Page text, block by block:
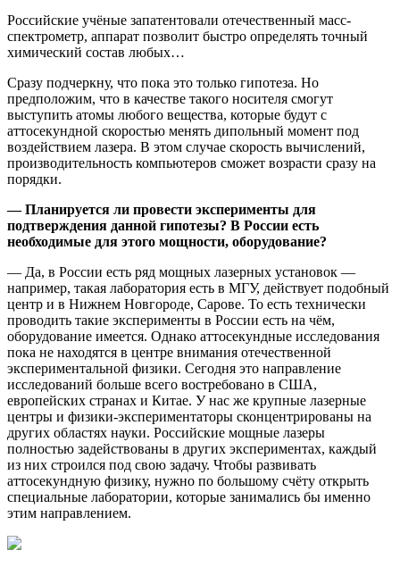
Российские учёные запатентовали отечественный масс-
спектрометр, аппарат позволит быстро определять точный
химический состав любых…
Сразу подчеркну, что пока это только гипотеза. Но
предположим, что в качестве такого носителя смогут
выступить атомы любого вещества, которые будут с
аттосекундной скоростью менять дипольный момент под
воздействием лазера. В этом случае скорость вычислений,
производительность компьютеров сможет возрасти сразу на
порядки.
— Планируется ли провести эксперименты для
подтверждения данной гипотезы? В России есть
необходимые для этого мощности, оборудование?
— Да, в России есть ряд мощных лазерных установок —
например, такая лаборатория есть в МГУ, действует подобный
центр и в Нижнем Новгороде, Сарове. То есть технически
проводить такие эксперименты в России есть на чём,
оборудование имеется. Однако аттосекундные исследования
пока не находятся в центре внимания отечественной
экспериментальной физики. Сегодня это направление
исследований больше всего востребовано в США,
европейских странах и Китае. У нас же крупные лазерные
центры и физики-экспериментаторы сконцентрированы на
других областях науки. Российские мощные лазеры
полностью задействованы в других экспериментах, каждый
из них строился под свою задачу. Чтобы развивать
аттосекундную физику, нужно по большому счёту открыть
специальные лаборатории, которые занимались бы именно
этим направлением.